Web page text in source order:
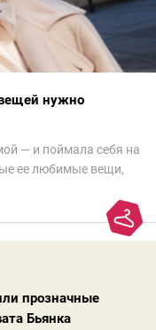
нужно
— и поймала себя на
ее любимые вещи,
мода сделала шаг
прозначные
Бьянка